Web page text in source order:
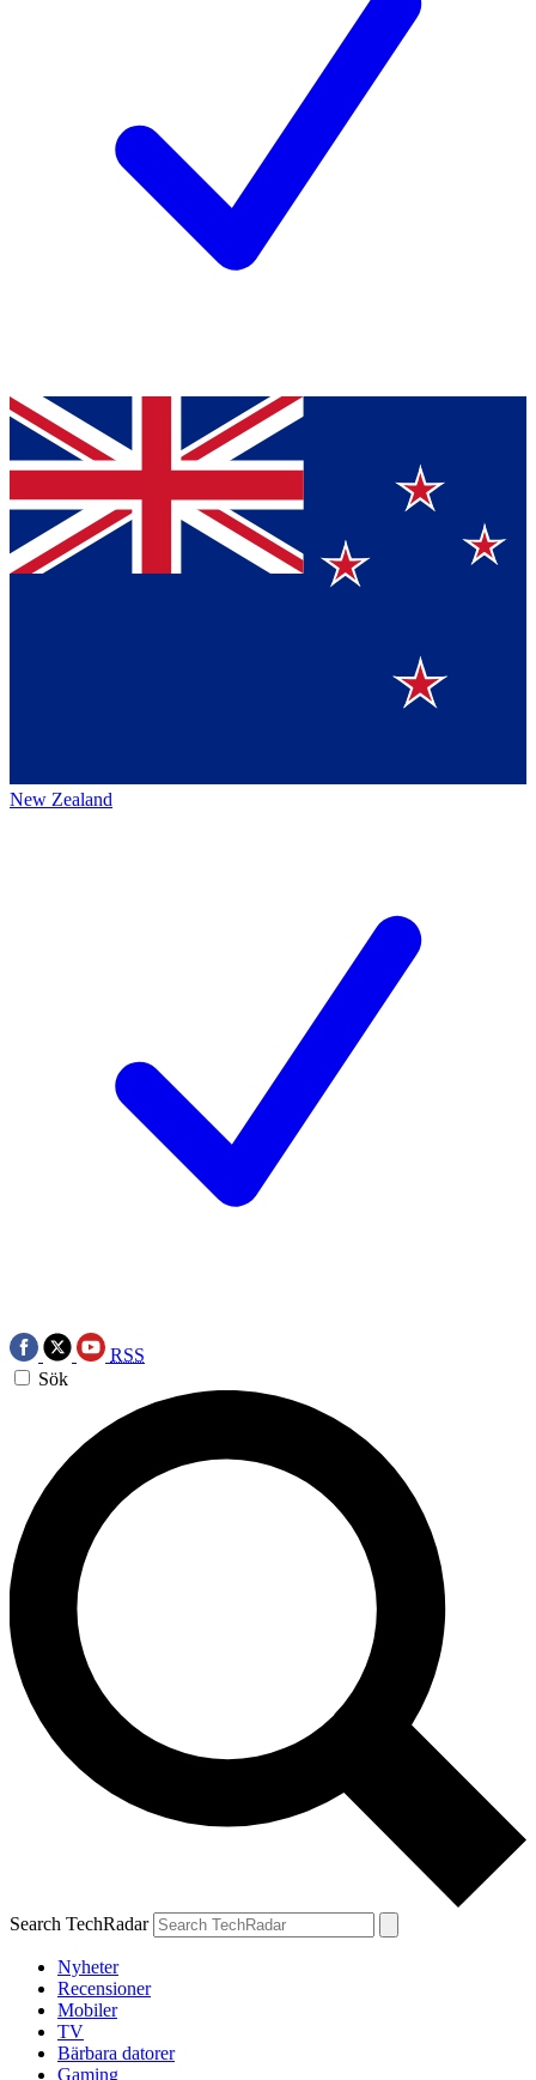
New Zealand
RSS
Sök
Search TechRadar
Nyheter
Recensioner
Mobiler
TV
Bärbara datorer
Gaming